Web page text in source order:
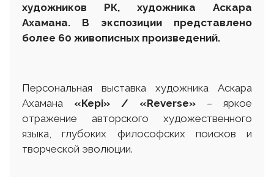
художников РК, художника Аскара
Ахамана. В экспозиции представлено
более 60 живописных произведений.
Персональная выставка художника Аскара
Ахамана «Кері» / «Reverse» – яркое
отражение авторского художественного
языка, глубоких философских поисков и
творческой эволюции.